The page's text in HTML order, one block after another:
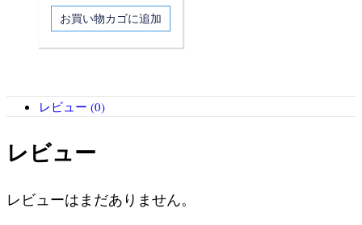
お買い物カゴに追加
レビュー (0)
レビュー
レビューはまだありません。